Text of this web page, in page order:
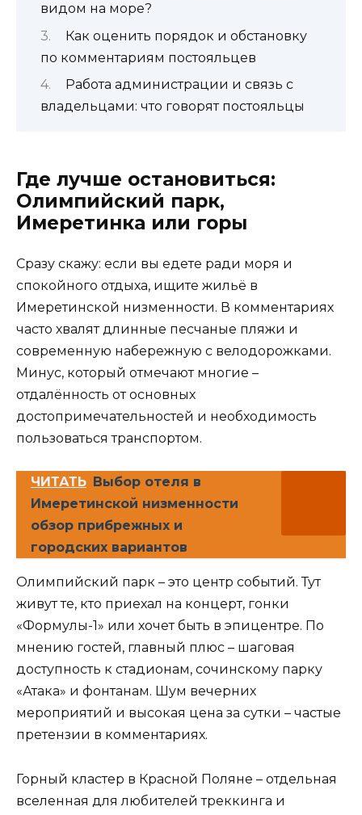
видом на море?
Как оценить порядок и обстановку
по комментариям постояльцев
Работа администрации и связь с
владельцами: что говорят постояльцы
Где лучше остановиться:
Олимпийский парк,
Имеретинка или горы
Сразу скажу: если вы едете ради моря и
спокойного отдыха, ищите жильё в
Имеретинской низменности. В комментариях
часто хвалят длинные песчаные пляжи и
современную набережную с велодорожками.
Минус, который отмечают многие –
отдалённость от основных
достопримечательностей и необходимость
пользоваться транспортом.
ЧИТАТЬ Выбор отеля в
Имеретинской низменности
обзор прибрежных и
городских вариантов
Олимпийский парк – это центр событий. Тут
живут те, кто приехал на концерт, гонки
«Формулы-1» или хочет быть в эпицентре. По
мнению гостей, главный плюс – шаговая
доступность к стадионам, сочинскому парку
«Атака» и фонтанам. Шум вечерних
мероприятий и высокая цена за сутки – частые
претензии в комментариях.
Горный кластер в Красной Поляне – отдельная
вселенная для любителей треккинга и